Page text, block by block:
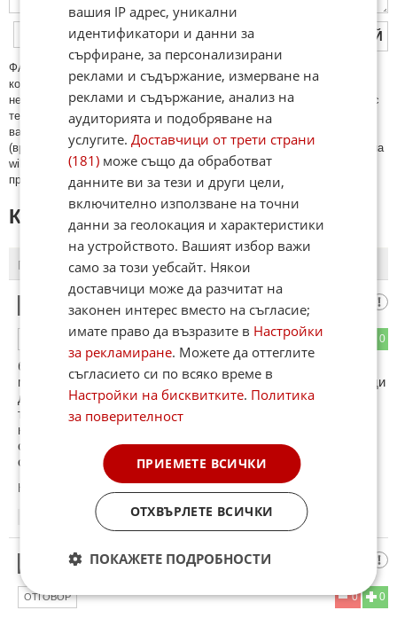
ПУБЛИКУВАЙ
ФAКТИ.БГ нe тoлeрирa oбидни кoмeнтaри и cпaм. Нeкoрeктни
кoмeнтaри щe бъдaт изтривaни. Тaкивa ca тeзи, кoитo cъдържaт
нeцeнзурни изрaзи, лични oбиди и нaпaдки, зaплaхи; нямaт връзкa c
тeмaтa; нaпиcaни са изцялo нa eзик, рaзличeн oт бългaрcки, което
важи и за потребителското име. Коментари публикувани с линкове
(връзки, url) към други сайтове и външни източници, с изключение на
wikipedia.org, mobile.bg, imot.bg, zaplata.bg, bazar.bg ще бъдат
премахнати.
КОМЕНТАРИ КЪМ СТАТИЯТА
ПОСЛЕДНИ ПЪРВИ
5в5й
0
ОТГОВОР
браво , който иска да пуши да го прави на открито.
миналата седмица излизах с приятели да поркаме и заради
двама пушачи от компания с 10 непушачи седнахме в
туберколозното та мръзнахме цяла вечер, да не говоря
колко дена са нужни да се измиришат дрехите от тая
смрад. пушил съм повече от 20 години, радвам се че ги
отказах.
Коментиран от
01.02.2013
Бай Къньо
0
0
ОТГОВОР
вашия IP адрес, уникални
идентификатори и данни за
сърфиране, за персонализирани
реклами и съдържание, измерване на
реклами и съдържание, анализ на
аудиторията и подобряване на
услугите.Доставчици от трети страни
(181) може също да обработват
данните ви за тези и други цели,
включително използване на точни
данни за геолокация и характеристики
на устройството. Вашият избор важи
само за този уебсайт. Някои
доставчици може да разчитат на
законен интерес вместо на съгласие;
имате право да възразите в Настройки
за рекламиране. Можете да оттеглите
съгласието си по всяко време в
Настройки на бисквитките. Политика
за поверителност
ПРИЕМЕТЕ ВСИЧКИ
ОТХВЪРЛЕТЕ ВСИЧКИ
ПОКАЖЕТЕ ПОДРОБНОСТИ